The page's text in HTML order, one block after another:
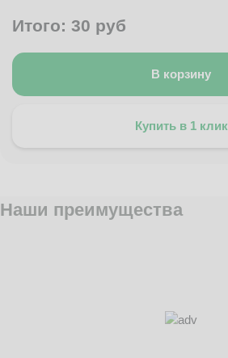
Итого: 30 руб
В корзину
Купить в 1 клик
Наши преимущества